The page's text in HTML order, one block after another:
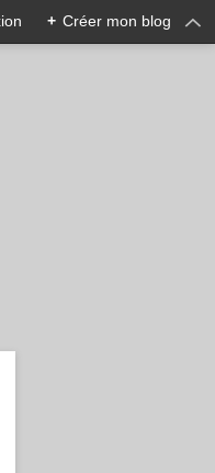
+ Créer mon blog